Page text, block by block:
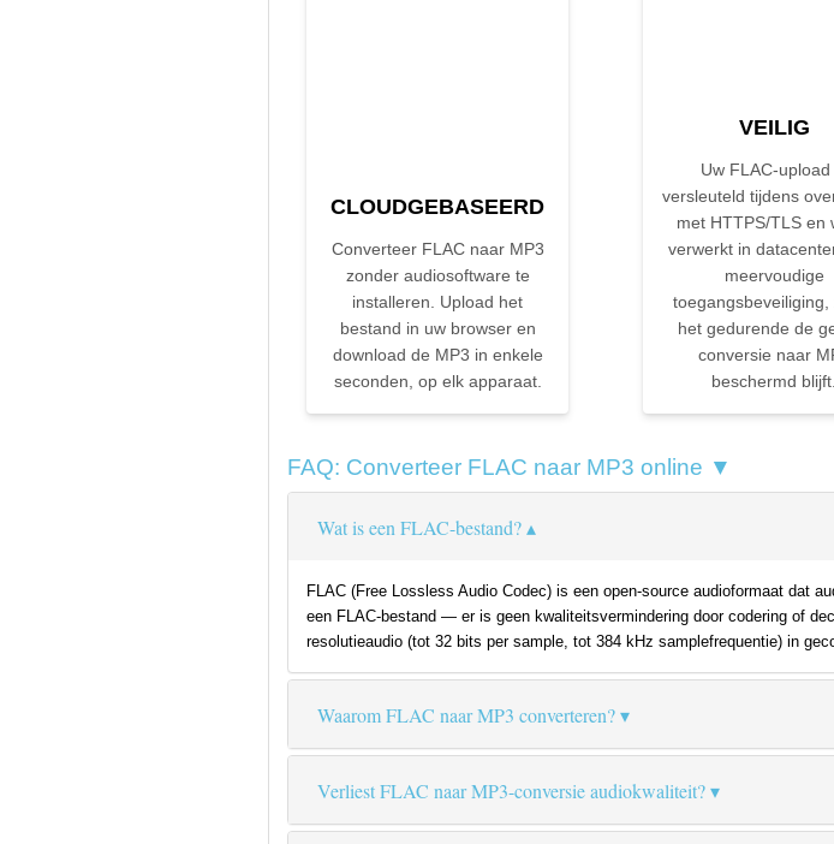
CLOUDGEBASEERD
Converteer FLAC naar MP3
zonder audiosoftware te
installeren. Upload het
bestand in uw browser en
download de MP3 in enkele
seconden, op elk apparaat.
VEILIG
Uw FLAC-upload
versleuteld tijdens
met HTTPS/TLS en
verwerkt in
meervoudige
toegangsbeveiliging,
het gedurende de
conversie naar
beschermd blijft.
FAQ: Converteer FLAC naar MP3 online ▼
Wat is een FLAC-bestand?
FLAC (Free Lossless Audio Codec) is een open-source audioformaat dat
een FLAC-bestand — er is geen kwaliteitsvermindering door codering of
resolutieaudio (tot 32 bits per sample, tot 384 kHz samplefrequentie) in
Waarom FLAC naar MP3 converteren?
Verliest FLAC naar MP3-conversie audiokwaliteit?